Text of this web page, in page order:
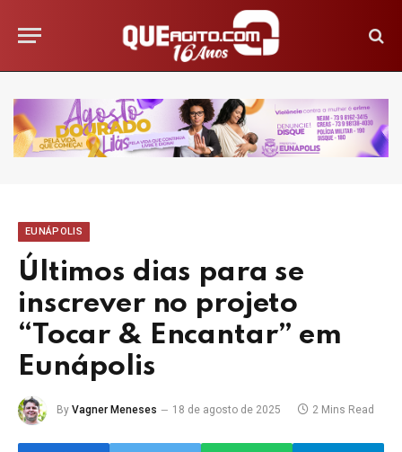
EUNÁPOLIS
Últimos dias para se
inscrever no projeto
“Tocar & Encantar” em
Eunápolis
By Vagner Meneses 18 de agosto de 2025 2 Mins Read